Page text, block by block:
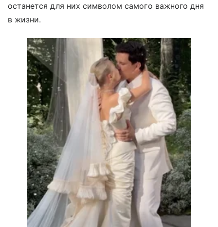
останется для них символом самого важного дня
в жизни.